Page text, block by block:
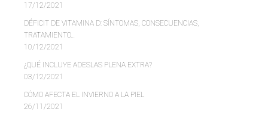
17/12/2021
DÉFICIT DE VITAMINA D: SÍNTOMAS, CONSECUENCIAS,
TRATAMIENTO…
10/12/2021
¿QUÉ INCLUYE ADESLAS PLENA EXTRA?
03/12/2021
CÓMO AFECTA EL INVIERNO A LA PIEL
26/11/2021